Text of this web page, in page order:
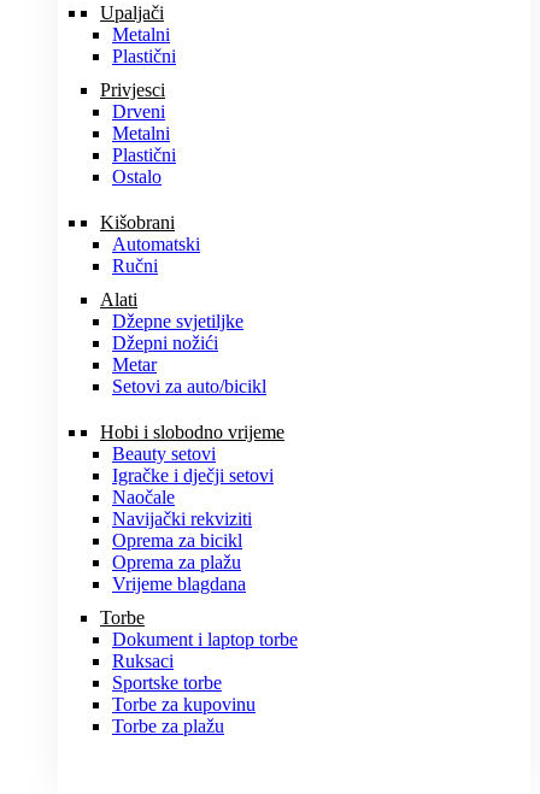
Upaljači
Metalni
Plastični
Privjesci
Drveni
Metalni
Plastični
Ostalo
Kišobrani
Automatski
Ručni
Alati
Džepne svjetiljke
Džepni nožići
Metar
Setovi za auto/bicikl
Hobi i slobodno vrijeme
Beauty setovi
Igračke i dječji setovi
Naočale
Navijački rekviziti
Oprema za bicikl
Oprema za plažu
Vrijeme blagdana
Torbe
Dokument i laptop torbe
Ruksaci
Sportske torbe
Torbe za kupovinu
Torbe za plažu